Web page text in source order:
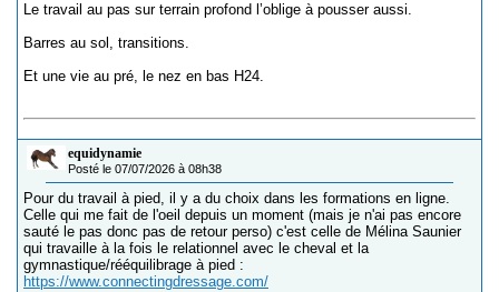
Le travail au pas sur terrain profond l’oblige à pousser aussi.
Barres au sol, transitions.
Et une vie au pré, le nez en bas H24.
equidynamie
Posté le 07/07/2026 à 08h38
Pour du travail à pied, il y a du choix dans les formations en ligne.
Celle qui me fait de l'oeil depuis un moment (mais je n'ai pas encore
sauté le pas donc pas de retour perso) c'est celle de Mélina Saunier
qui travaille à la fois le relationnel avec le cheval et la
gymnastique/rééquilibrage à pied :
https://www.connectingdressage.com/